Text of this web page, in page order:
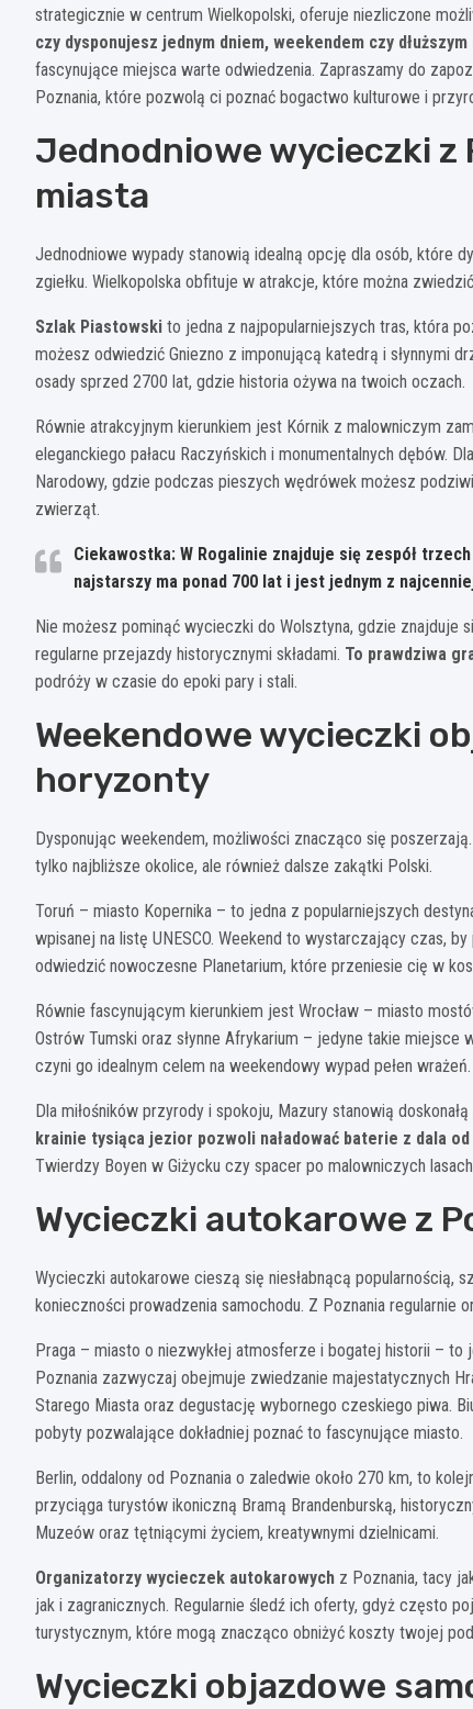
strategicznie w centrum Wielkopolski, oferuje niezliczone
czy dysponujesz jednym dniem, weekendem czy
fascynujące miejsca warte odwiedzenia. Zapraszamy do
Poznania, które pozwolą ci poznać bogactwo kulturowe i
Jednodniowe wycieczki z
miasta
Jednodniowe wypady stanowią idealną opcję dla osób, które
zgiełku. Wielkopolska obfituje w atrakcje, które można
Szlak Piastowski to jedna z najpopularniejszych tras, która
możesz odwiedzić Gniezno z imponującą katedrą i słynnymi
osady sprzed 2700 lat, gdzie historia ożywa na twoich oczach.
Równie atrakcyjnym kierunkiem jest Kórnik z malowniczym
eleganckiego pałacu Raczyńskich i monumentalnych dębów.
Narodowy, gdzie podczas pieszych wędrówek możesz
zwierząt.
Ciekawostka: W Rogalinie znajduje się zespół
najstarszy ma ponad 700 lat i jest jednym z
Nie możesz pominąć wycieczki do Wolsztyna, gdzie znajduje
regularne przejazdy historycznymi składami. To prawdziwa
podróży w czasie do epoki pary i stali.
Weekendowe wycieczki
horyzonty
Dysponując weekendem, możliwości znacząco się
tylko najbliższe okolice, ale również dalsze zakątki Polski.
Toruń – miasto Kopernika – to jedna z popularniejszych
wpisanej na listę UNESCO. Weekend to wystarczający czas,
odwiedzić nowoczesne Planetarium, które przeniesie cię w
Równie fascynującym kierunkiem jest Wrocław – miasto
Ostrów Tumski oraz słynne Afrykarium – jedyne takie miejsce
czyni go idealnym celem na weekendowy wypad pełen wrażeń.
Dla miłośników przyrody i spokoju, Mazury stanowią
krainie tysiąca jezior pozwoli naładować baterie z dala
Twierdzy Boyen w Giżycku czy spacer po malowniczych
Wycieczki autokarowe z
Wycieczki autokarowe cieszą się niesłabnącą
konieczności prowadzenia samochodu. Z Poznania regularnie
Praga – miasto o niezwykłej atmosferze i bogatej historii –
Poznania zazwyczaj obejmuje zwiedzanie majestatycznych
Starego Miasta oraz degustację wybornego czeskiego piwa.
pobyty pozwalające dokładniej poznać to fascynujące miasto.
Berlin, oddalony od Poznania o zaledwie około 270 km, to
przyciąga turystów ikoniczną Bramą Brandenburską,
Muzeów oraz tętniącymi życiem, kreatywnymi dzielnicami.
Organizatorzy wycieczek autokarowych z Poznania, tacy
jak i zagranicznych. Regularnie śledź ich oferty, gdyż często
turystycznym, które mogą znacząco obniżyć koszty twojej
Wycieczki objazdowe